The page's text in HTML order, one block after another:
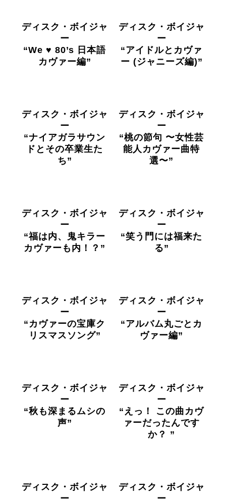
ディスク・ボイジャ
ー
“We ♥ 80’s 日本語
カヴァー編”
ディスク・ボイジャ
ー
“アイドルとカヴァ
ー (ジャニーズ編)”
ディスク・ボイジャ
ー
“ナイアガラサウン
ドとその卒業生た
ち”
ディスク・ボイジャ
ー
“桃の節句 〜女性芸
能人カヴァー曲特
選〜”
ディスク・ボイジャ
ー
“福は内、鬼キラー
カヴァーも内！？”
ディスク・ボイジャ
ー
“笑う門には福来た
る”
ディスク・ボイジャ
ー
“カヴァーの宝庫ク
リスマスソング”
ディスク・ボイジャ
ー
“アルバム丸ごとカ
ヴァー編”
ディスク・ボイジャ
ー
“秋も深まるムシの
声”
ディスク・ボイジャ
ー
“えっ！ この曲カヴ
ァーだったんです
か？ ”
ディスク・ボイジャ
ディスク・ボイジャ